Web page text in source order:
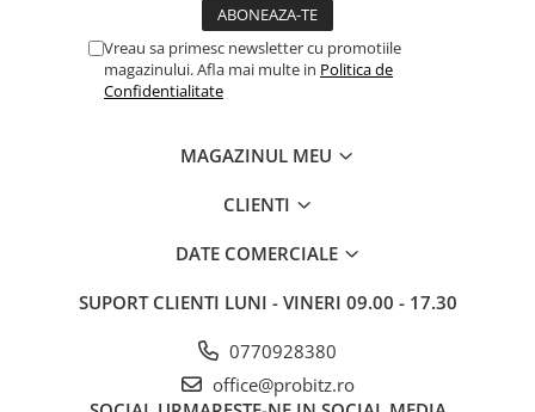
Vreau sa primesc newsletter cu promotiile
magazinului. Afla mai multe in Politica de
Confidentialitate
MAGAZINUL MEU
CLIENTI
DATE COMERCIALE
SUPORT CLIENTI LUNI - VINERI 09.00 - 17.30
0770928380
office@probitz.ro